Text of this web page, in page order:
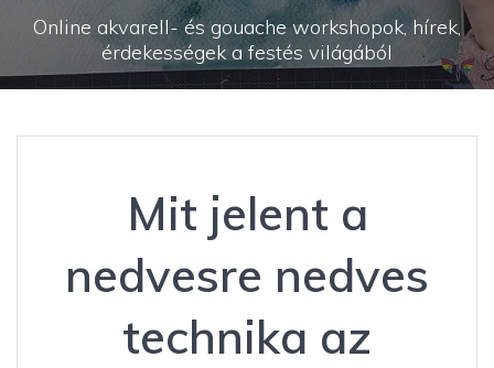
Online akvarell- és gouache workshopok, hírek,
érdekességek a festés világából
Mit jelent a
nedvesre nedves
technika az